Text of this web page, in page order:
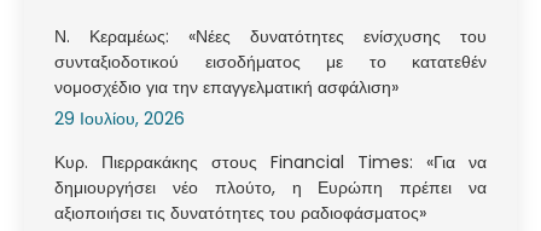
Ν. Κεραμέως: «Νέες δυνατότητες ενίσχυσης του
συνταξιοδοτικού εισοδήματος με το κατατεθέν
νομοσχέδιο για την επαγγελματική ασφάλιση»
29 Ιουλίου, 2026
Κυρ. Πιερρακάκης στους Financial Times: «Για να
δημιουργήσει νέο πλούτο, η Ευρώπη πρέπει να
αξιοποιήσει τις δυνατότητες του ραδιοφάσματος»